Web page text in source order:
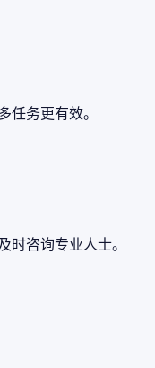
任务更有效。
时咨询专业人士。